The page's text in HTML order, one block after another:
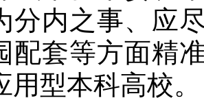
分内之事、应
配套等方面精
用型本科高校。